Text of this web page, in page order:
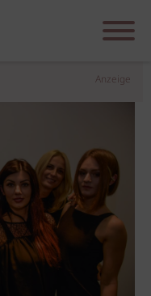
Anzeige